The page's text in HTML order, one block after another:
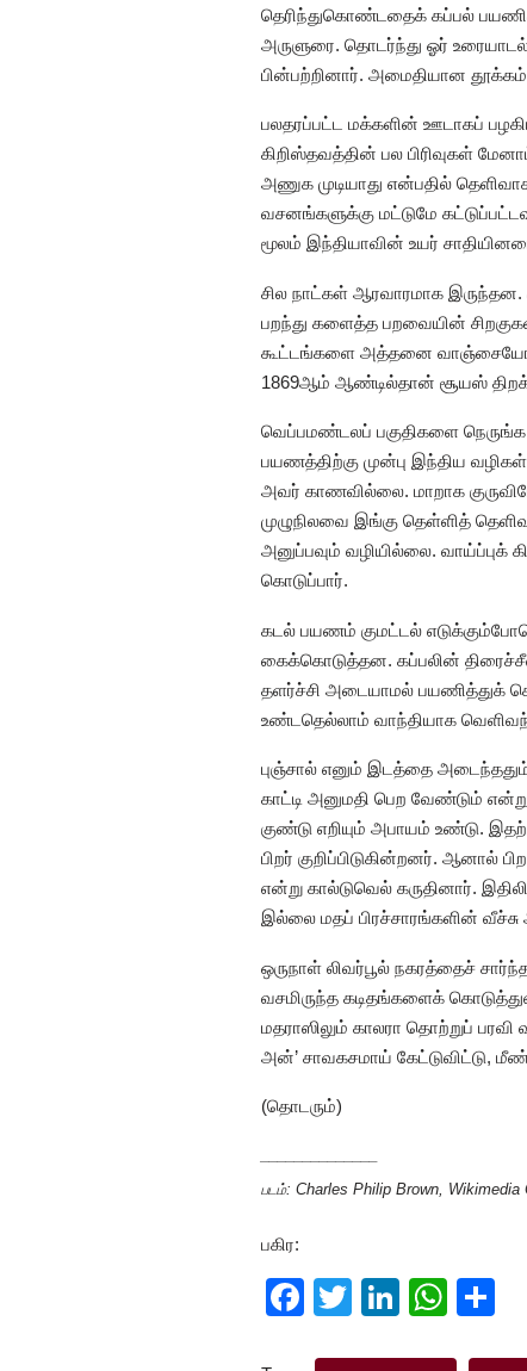
தெரிந்துகொண்டதைக் கப்பல்
அருளுரை. தொடர்ந்து ஓர்
பின்பற்றினார். அமைதியான தூக்கம்
பலதரப்பட்ட மக்களின் ஊடாகப்
கிறிஸ்தவத்தின் பல பிரிவுகள்
அணுக முடியாது என்பதில்
வசனங்களுக்கு மட்டுமே
மூலம் இந்தியாவின் உயர்
சில நாட்கள் ஆரவாரமாக இருந்தன.
பறந்து களைத்த பறவையின்
கூட்டங்களை அத்தனை வாஞ்சையோடு
1869ஆம் ஆண்டில்தான் சூயஸ்
வெப்பமண்டலப் பகுதிகளை
பயணத்திற்கு முன்பு இந்திய
அவர் காணவில்லை. மாறாக
முழுநிலவை இங்கு தெள்ளித்
அனுப்பவும் வழியில்லை. வாய்ப்புக்
கொடுப்பார்.
கடல் பயணம் குமட்டல்
கைக்கொடுத்தன. கப்பலின்
தளர்ச்சி அடையாமல் பயணித்துக்
உண்டதெல்லாம் வாந்தியாக
புஞ்சால் எனும் இடத்தை
காட்டி அனுமதி பெற வேண்டும்
குண்டு எறியும் அபாயம் உண்டு.
பிறர் குறிப்பிடுகின்றனர். ஆனால்
என்று கால்டுவெல் கருதினார்.
இல்லை மதப் பிரச்சாரங்களின்
ஒருநாள் லிவர்பூல் நகரத்தைச்
வசமிருந்த கடிதங்களைக்
மதராஸிலும் காலரா தொற்றுப் பரவி
அன்’ சாவகசமாய் கேட்டுவிட்டு,
(தொடரும்)
படம்: Charles Philip Brown, Wikimedia
பகிர:
F
T
Li
W